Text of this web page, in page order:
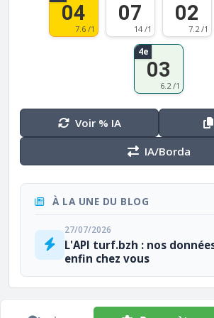
04
7.6 /1
07
14 /1
02
7.2 /1
4e
03
6.2 /1
Voir % IA
IA/Borda
À LA UNE DU BLOG
27/07/2026
L'API turf.bzh : nos
enfin chez vous